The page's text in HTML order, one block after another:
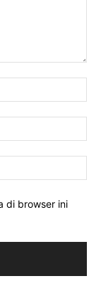
di browser ini